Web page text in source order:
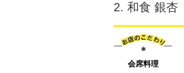
2. 和食 銀杏
会席料理